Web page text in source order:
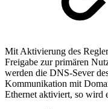
Mit Aktivierung des
Freigabe zur primären
werden die DNS-Sever
Kommunikation mit
Ethernet aktiviert, so wird